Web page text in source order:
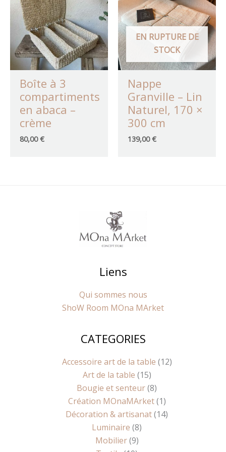
Boîte à 3
compartiments
en abaca –
crème
80,00€
EN RUPTURE DE
STOCK
Nappe
Granville – Lin
Naturel, 170 ×
300 cm
139,00€
Liens
Qui sommes nous
ShoW Room MOna MArket
CATEGORIES
Accessoire art de la table 12
Art de la table 15
Bougie et senteur 8
Création MOnaMArket 1
Décoration & artisanat 14
Luminaire 8
8
Mobilier 9
9
10